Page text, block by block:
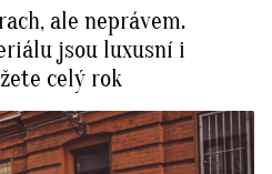
ale neprávem.
jsou luxusní i
celý rok